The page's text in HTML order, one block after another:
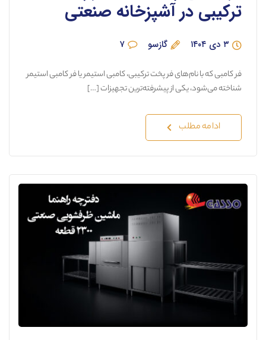
ترکیبی در آشپزخانه صنعتی
۳ دی ۱۴۰۴ گازسو ۷
فر کامبی که با نام‌های فر پخت ترکیبی، کامبی استیمر یا فر کامبی استیمر
شناخته می‌شود، یکی از پیشرفته‌ترین تجهیزات […]
ادامه مطلب